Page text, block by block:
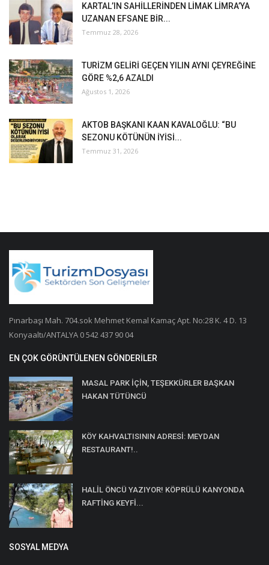
KARTAL’IN SAHİLLERİNDEN LİMAK LİMRA’YA
UZANAN EFSANE BİR...
Temmuz 28, 2026
TURİZM GELİRİ GEÇEN YILIN AYNI ÇEYREĞİNE
GÖRE %2,6 AZALDI
Ağustos 1, 2026
AKTOB BAŞKANI KAAN KAVALOĞLU: “BU
SEZONU KÖTÜNÜN İYİSİ...
Temmuz 31, 2026
Pınarbaşı Mah. 704.sok Mehmet Kemal Kamaç Apt. No:28 K. 4 D. 13
Konyaaltı/ANTALYA 0 542 437 90 04
EN ÇOK GÖRÜNTÜLENEN GÖNDERILER
MASAL PARK İÇİN, TEŞEKKÜRLER BAŞKAN
HAKAN TÜTÜNCÜ
KÖY KAHVALTISININ ADRESİ: MEYDAN
RESTAURANT!..
HALİL ÖNCÜ YAZIYOR! KÖPRÜLÜ KANYONDA
RAFTİNG KEYFİ...
SOSYAL MEDYA